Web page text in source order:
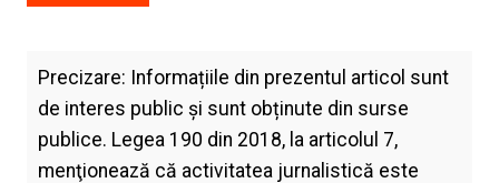
Precizare: Informațiile din prezentul articol sunt
de interes public și sunt obținute din surse
publice. Legea 190 din 2018, la articolul 7,
menţionează că activitatea jurnalistică este